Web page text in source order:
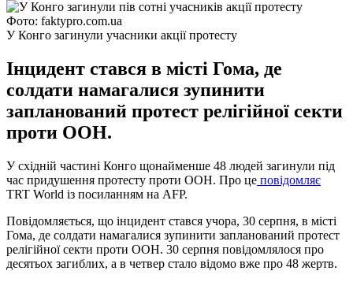
Фото: faktypro.com.ua
У Конго загинули учасники акції протесту
Інцидент стався в місті Гома, де
солдати намагалися зупинити
запланований протест релігійної секти
проти ООН.
У східній частині Конго щонайменше 48 людей загинули під
час придушення протесту проти ООН. Про це повідомляє
TRT World із посиланням на AFP.
Повідомляється, що інцидент стався учора, 30 серпня, в місті
Гома, де солдати намагалися зупинити запланований протест
релігійної секти проти ООН. 30 серпня повідомлялося про
десятьох загиблих, а в четвер стало відомо вже про 48 жертв.